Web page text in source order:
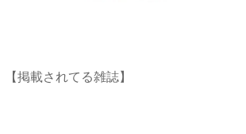
【掲載されてる雑誌】